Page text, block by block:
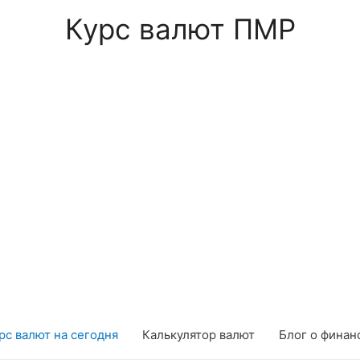
Курс валют ПМР
валют на сегодня Калькулятор валют Блог о